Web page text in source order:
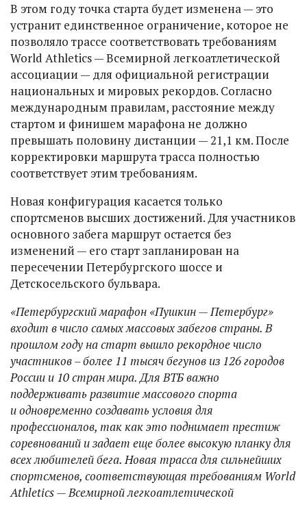
В этом году точка старта будет изменена — это
устранит единственное ограничение, которое не
позволяло трассе соответствовать требованиям
World Athletics — Всемирной легкоатлетической
ассоциации — для официальной регистрации
национальных и мировых рекордов. Согласно
международным правилам, расстояние между
стартом и финишем марафона не должно
превышать половину дистанции — 21,1 км. После
корректировки маршрута трасса полностью
соответствует этим требованиям.
Новая конфигурация касается только
спортсменов высших достижений. Для участников
основного забега маршрут остается без
изменений — его старт запланирован на
пересечении Петербургского шоссе и
Детскосельского бульвара.
«Петербургский марафон «Пушкин — Петербург»
входит в число самых массовых забегов страны. В
прошлом году на старт вышло рекордное число
участников – более 11 тысяч бегунов из 126 городов
России и 10 стран мира. Для ВТБ важно
поддерживать развитие массового спорта
и одновременно создавать условия для
профессионалов, так как это поднимает престиж
соревнований и задает еще более высокую планку для
всех любителей бега. Новая трасса для сильнейших
спортсменов, соответствующая требованиям World
Athletics — Всемирной легкоатлетической